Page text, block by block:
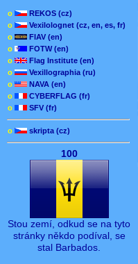
o
REKOS (cz)
o
Vexilolognet (cz, en, es, fr)
o
FIAV (en)
o
FOTW (en)
o
Flag Institute (en)
o
Vexillographia (ru)
o
NAVA (en)
o
CYBERFLAG (fr)
o
SFV (fr)
o skripta (cz)
100
Stou zemí, odkud se na tyto
stránky někdo podíval, se
stal Barbados.